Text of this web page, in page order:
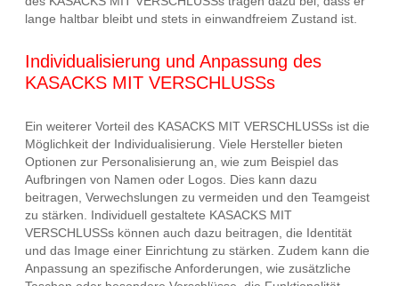
lange haltbar bleibt und stets in einwandfreiem Zustand ist.
Individualisierung und Anpassung des
KASACKS MIT VERSCHLUSSs
Ein weiterer Vorteil des KASACKS MIT VERSCHLUSSs ist die
Möglichkeit der Individualisierung. Viele Hersteller bieten
Optionen zur Personalisierung an, wie zum Beispiel das
Aufbringen von Namen oder Logos. Dies kann dazu
beitragen, Verwechslungen zu vermeiden und den Teamgeist
zu stärken. Individuell gestaltete KASACKS MIT
VERSCHLUSSs können auch dazu beitragen, die Identität
und das Image einer Einrichtung zu stärken. Zudem kann die
Anpassung an spezifische Anforderungen, wie zusätzliche